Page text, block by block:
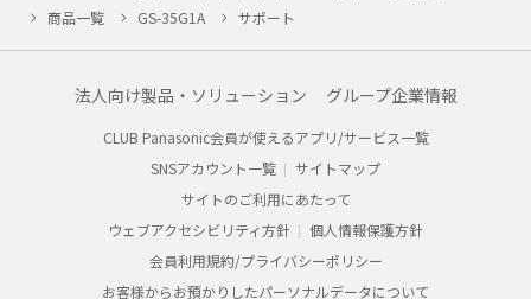
商品一覧
GS-35G1A サポート
法人向け製品・ソリューション グループ企業情報
CLUB Panasonic会員が使えるアプリ/サービス一覧
SNSアカウント一覧
サイトマップ
サイトのご利用にあたって
ウェブアクセシビリティ方針
個人情報保護方針
会員利用規約/プライバシーポリシー
お客様からお預かりしたパーソナルデータについて